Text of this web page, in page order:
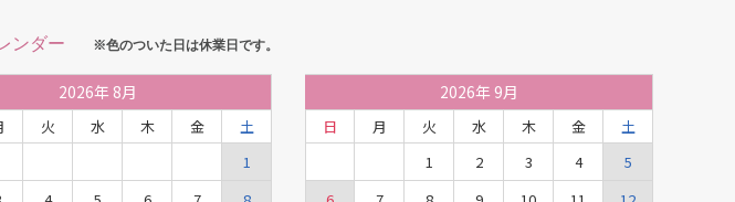
ンダー ※色のついた日は休業日です。
2026年 8月
火 水 木 金
土
1
2026年 9月
日 月 火 水 木 金
土
1
2 3 4
5